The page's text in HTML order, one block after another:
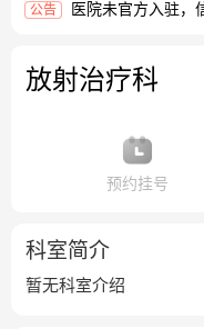
公告 医院未官方入驻，
放射治疗科
预约挂号
科室简介
暂无科室介绍